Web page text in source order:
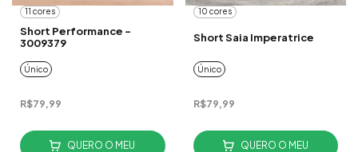
11 cores
Short Performance -
3009379
Único
R$79,99
QUERO O MEU
10 cores
Short Saia Imperatrice
Único
R$79,99
QUERO O MEU